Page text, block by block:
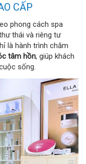
CẤP
phong cách spa
thái và riêng tư
là hành trình chăm
tâm hồn, giúp khách
sống.